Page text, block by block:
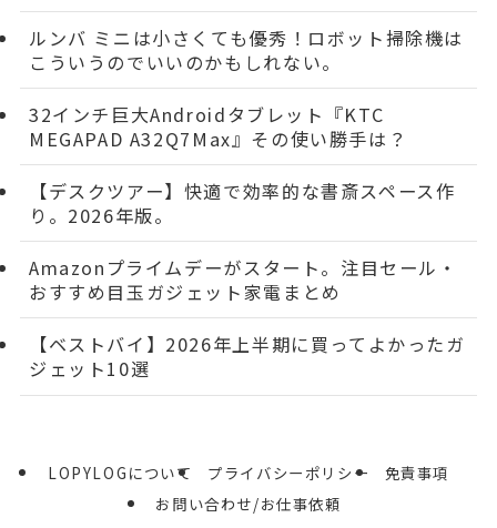
ルンバ ミニは小さくても優秀！ロボット掃除機は
こういうのでいいのかもしれない。
32インチ巨大Androidタブレット『KTC
MEGAPAD A32Q7Max』その使い勝手は？
【デスクツアー】快適で効率的な書斎スペース作
り。2026年版。
Amazonプライムデーがスタート。注目セール・
おすすめ目玉ガジェット家電まとめ
【ベストバイ】2026年上半期に買ってよかったガ
ジェット10選
LOPYLOGについて プライバシーポリシー
免責事項
お問い合わせ/お仕事依頼